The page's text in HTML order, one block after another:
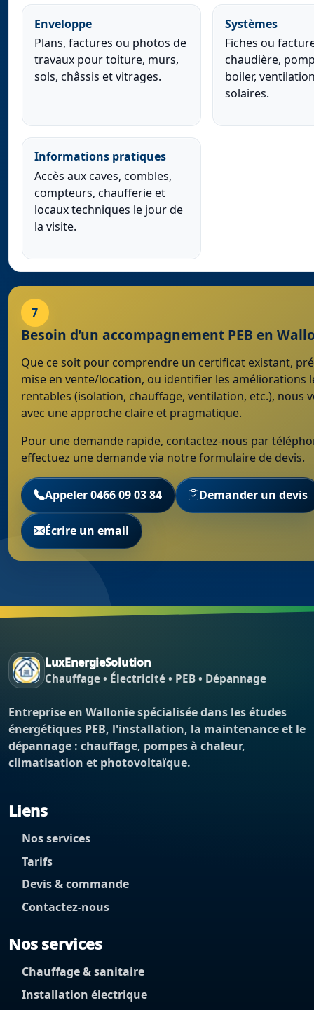
Enveloppe
Plans, factures ou photos de
travaux pour toiture, murs,
sols, châssis et vitrages.
Systèmes
Fiches ou
chaudière,
boiler,
solaires.
Informations pratiques
Accès aux caves, combles,
compteurs, chaufferie et
locaux techniques le jour de
la visite.
7
Besoin d’un accompagnement PEB en
Que ce soit pour comprendre un certificat existant,
mise en vente/location, ou identifier les améliorations
rentables (isolation, chauffage, ventilation, etc.), nous
avec une approche claire et pragmatique.
Pour une demande rapide, contactez-nous par
effectuez une demande via notre formulaire de devis.
Appeler 0466 09 03 84 Demander un devis
Écrire un email
LuxEnergieSolution
Chauffage • Électricité • PEB • Dépannage
Entreprise en Wallonie spécialisée dans les études
énergétiques PEB, l'installation, la maintenance et le
dépannage : chauffage, pompes à chaleur,
climatisation et photovoltaïque.
Liens
Nos services
Tarifs
Devis & commande
Contactez-nous
Nos services
Chauffage & sanitaire
Installation électrique